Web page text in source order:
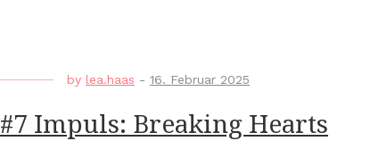
by lea.haas - 16. Februar 2025
#7 Impuls: Breaking Hearts